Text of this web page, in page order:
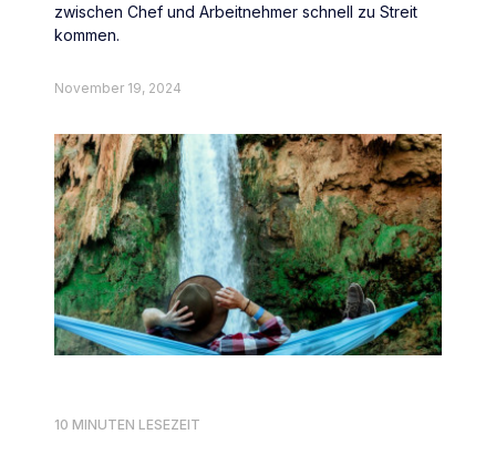
zwischen Chef und Arbeitnehmer schnell zu Streit
kommen.
November 19, 2024
10 MINUTEN LESEZEIT